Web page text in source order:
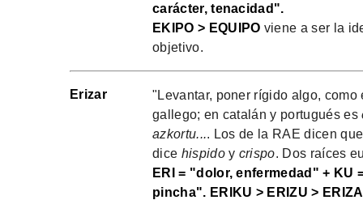
carácter, tenacidad".
EKIPO > EQUIPO viene a ser la
objetivo.
Erizar
"Levantar, poner rígido algo,
gallego; en catalán y portugués es
azkortu.... Los de la RAE dicen
dice hispidoy crispo. Dos raíces
ERI = "dolor, enfermedad" + KU
pincha". ERIKU > ERIZU >